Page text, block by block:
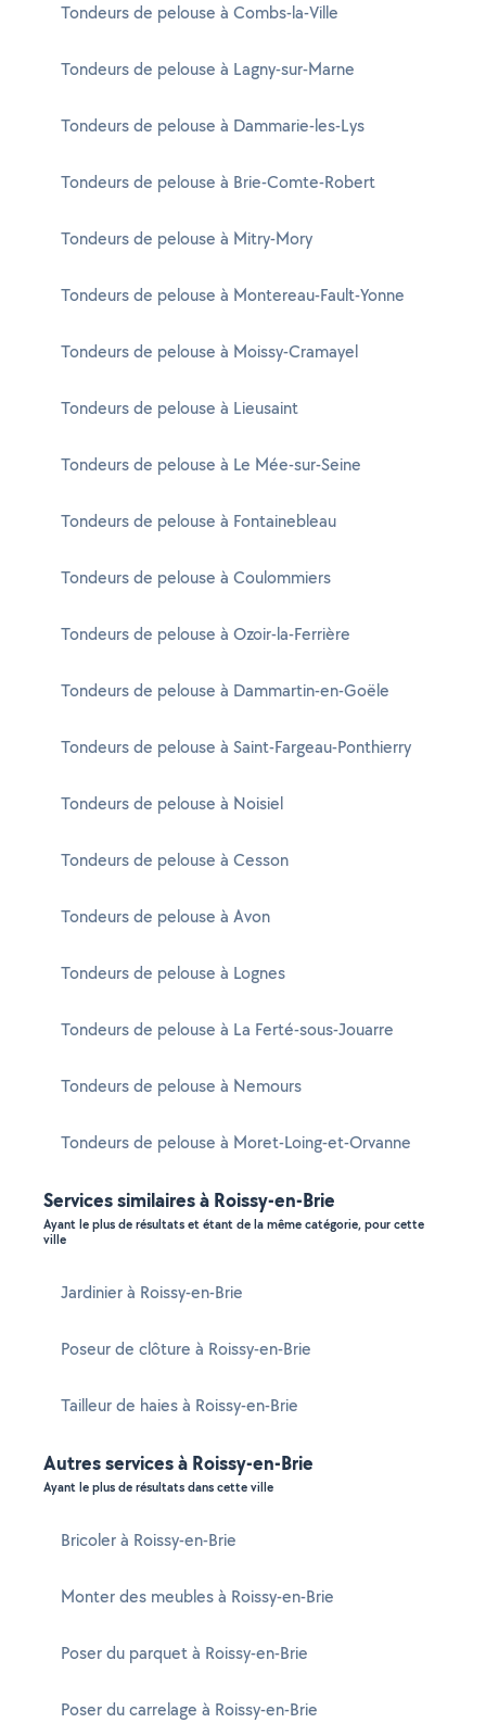
Tondeurs de pelouse à Combs-la-Ville
Tondeurs de pelouse à Lagny-sur-Marne
Tondeurs de pelouse à Dammarie-les-Lys
Tondeurs de pelouse à Brie-Comte-Robert
Tondeurs de pelouse à Mitry-Mory
Tondeurs de pelouse à Montereau-Fault-Yonne
Tondeurs de pelouse à Moissy-Cramayel
Tondeurs de pelouse à Lieusaint
Tondeurs de pelouse à Le Mée-sur-Seine
Tondeurs de pelouse à Fontainebleau
Tondeurs de pelouse à Coulommiers
Tondeurs de pelouse à Ozoir-la-Ferrière
Tondeurs de pelouse à Dammartin-en-Goële
Tondeurs de pelouse à Saint-Fargeau-Ponthierry
Tondeurs de pelouse à Noisiel
Tondeurs de pelouse à Cesson
Tondeurs de pelouse à Avon
Tondeurs de pelouse à Lognes
Tondeurs de pelouse à La Ferté-sous-Jouarre
Tondeurs de pelouse à Nemours
Tondeurs de pelouse à Moret-Loing-et-Orvanne
Services similaires à Roissy-en-Brie
Ayant le plus de résultats et étant de la même catégorie, pour cette
ville
Jardinier à Roissy-en-Brie
Poseur de clôture à Roissy-en-Brie
Tailleur de haies à Roissy-en-Brie
Autres services à Roissy-en-Brie
Ayant le plus de résultats dans cette ville
Bricoler à Roissy-en-Brie
Monter des meubles à Roissy-en-Brie
Poser du parquet à Roissy-en-Brie
Poser du carrelage à Roissy-en-Brie